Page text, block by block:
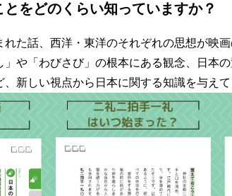
をどのくらい知っていますか？
た話、西洋・東洋のそれぞれの思想が映
」や「わびさび」の根本にある観念、日本
新しい視点から日本に関する知識を与えて